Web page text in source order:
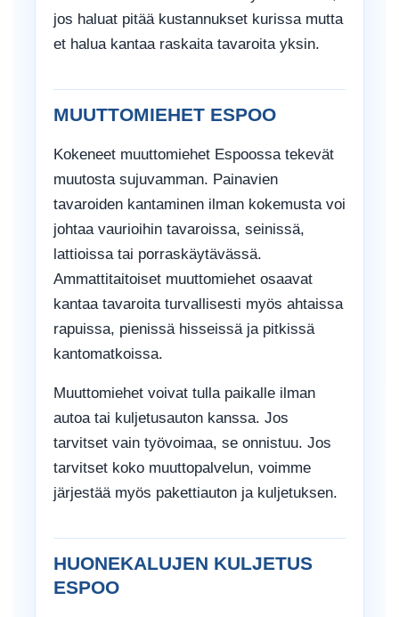
jos haluat pitää kustannukset kurissa mutta
et halua kantaa raskaita tavaroita yksin.
MUUTTOMIEHET ESPOO
Kokeneet muuttomiehet Espoossa tekevät
muutosta sujuvamman. Painavien
tavaroiden kantaminen ilman kokemusta voi
johtaa vaurioihin tavaroissa, seinissä,
lattioissa tai porraskäytävässä.
Ammattitaitoiset muuttomiehet osaavat
kantaa tavaroita turvallisesti myös ahtaissa
rapuissa, pienissä hisseissä ja pitkissä
kantomatkoissa.
Muuttomiehet voivat tulla paikalle ilman
autoa tai kuljetusauton kanssa. Jos
tarvitset vain työvoimaa, se onnistuu. Jos
tarvitset koko muuttopalvelun, voimme
järjestää myös pakettiauton ja kuljetuksen.
HUONEKALUJEN KULJETUS
ESPOO